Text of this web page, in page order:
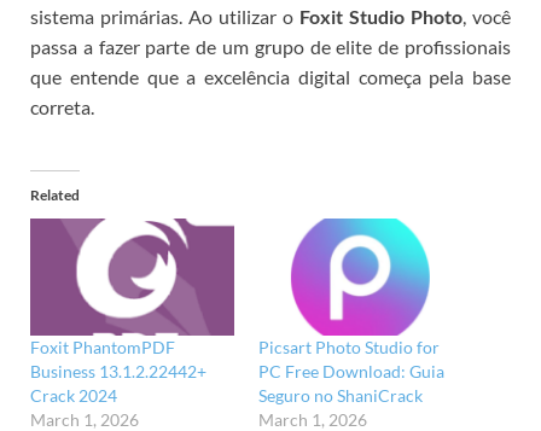
sistema primárias. Ao utilizar o Foxit Studio Photo, você
passa a fazer parte de um grupo de elite de profissionais
que entende que a excelência digital começa pela base
correta.
Related
Foxit PhantomPDF
Business 13.1.2.22442+
Crack 2024
March 1, 2026
Picsart Photo Studio for
PC Free Download: Guia
Seguro no ShaniCrack
March 1, 2026